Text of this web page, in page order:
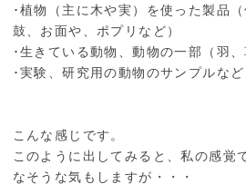
･植物（主に木や実）を使った製品
鼓、お面や、ポプリなど）
･生きている動物、動物の一部（羽、
･実験、研究用の動物のサンプルなど
こんな感じです。
このように出してみると、私の感覚
なそうな気もしますが・・・